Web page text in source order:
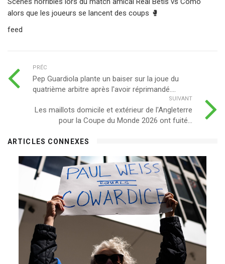
alors que les joueurs se lancent des coups 🥊
feed
PRÉC
Pep Guardiola plante un baiser sur la joue du
quatrième arbitre après l'avoir réprimandé....
SUIVANT
Les maillots domicile et extérieur de l'Angleterre
pour la Coupe du Monde 2026 ont fuité...
ARTICLES CONNEXES